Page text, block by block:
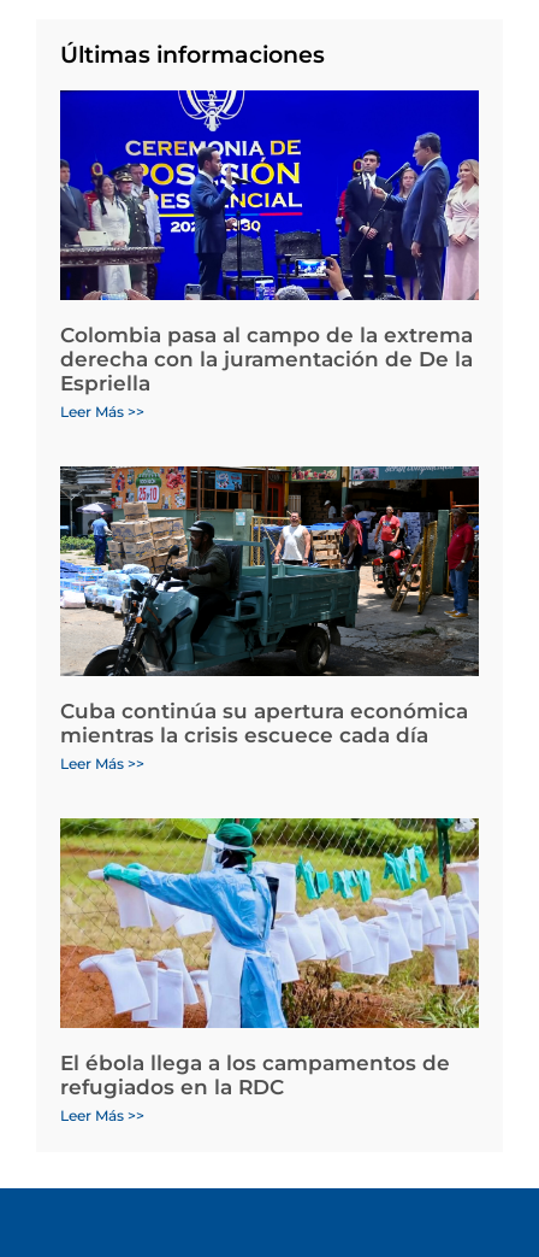
Últimas informaciones
Colombia pasa al campo de la extrema
derecha con la juramentación de De la
Espriella
Leer Más >>
Cuba continúa su apertura económica
mientras la crisis escuece cada día
Leer Más >>
El ébola llega a los campamentos de
refugiados en la RDC
Leer Más >>